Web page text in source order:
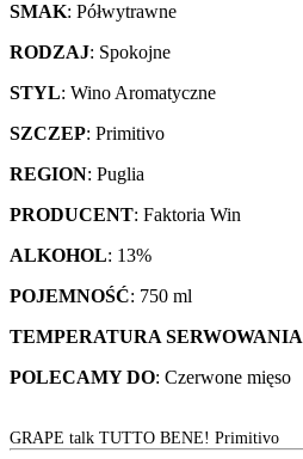
SMAK: Półwytrawne
RODZAJ: Spokojne
STYL: Wino Aromatyczne
SZCZEP: Primitivo
REGION: Puglia
PRODUCENT: Faktoria Win
ALKOHOL: 13%
POJEMNOŚĆ: 750 ml
TEMPERATURA SERWOWANIA
POLECAMY DO: Czerwone mięso
GRAPE talk TUTTO BENE! Primitivo